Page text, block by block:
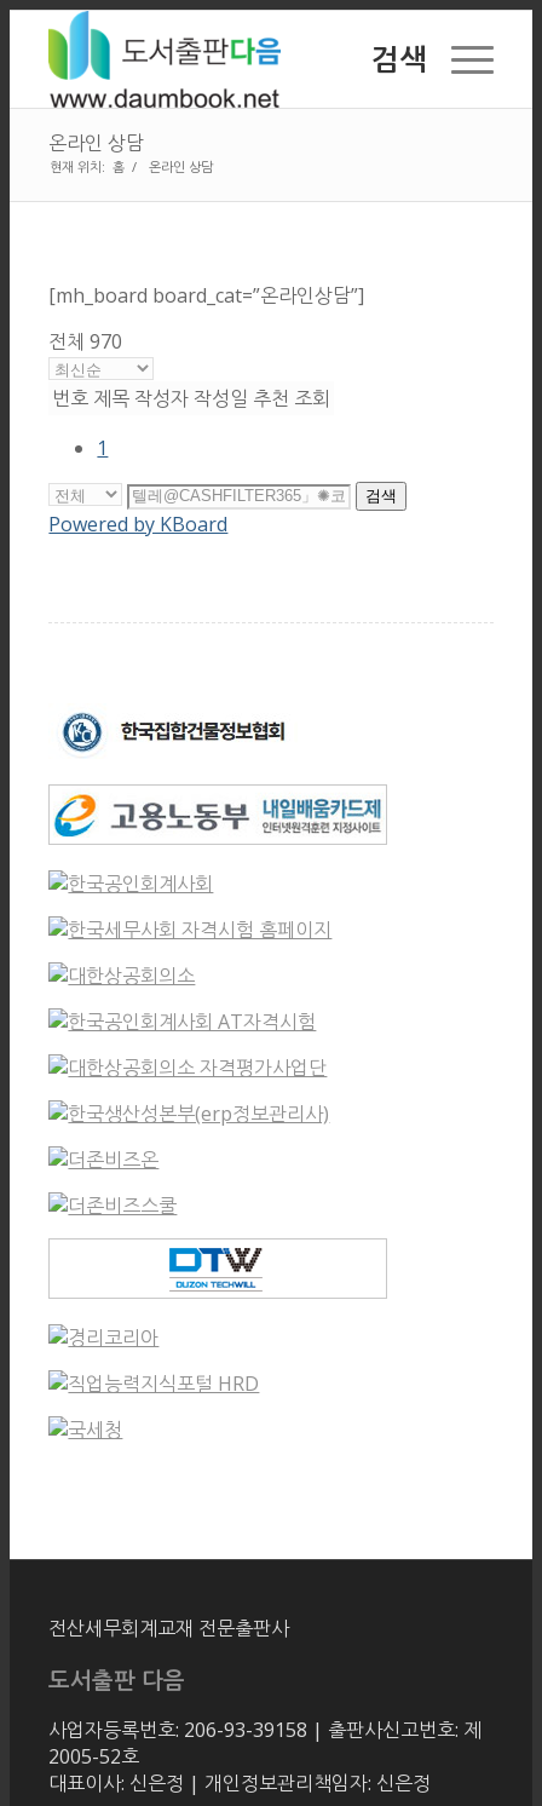
검색
온라인 상담
현재 위치: 홈 / 온라인 상담
[mh_board board_cat=”온라인상담”]
전체 970
번호 제목 작성자 작성일 추천 조회
1
검색
Powered by KBoard
전산세무회계교재 전문출판사
도서출판 다음
사업자등록번호: 206-93-39158 | 출판사신고번호: 제
2005-52호
대표이사: 신은정 | 개인정보관리책임자: 신은정